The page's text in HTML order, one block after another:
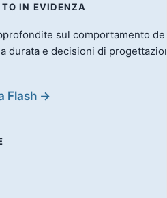
IN EVIDENZA
sul comportamento
durata e decisioni di
Flash →